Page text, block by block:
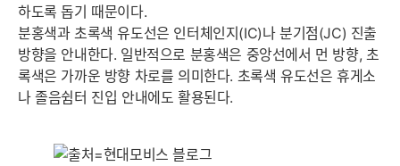
하도록 돕기 때문이다.
분홍색과 초록색 유도선은 인터체인지(IC)나 분기점(JC) 진출
방향을 안내한다. 일반적으로 분홍색은 중앙선에서 먼 방향, 초
록색은 가까운 방향 차로를 의미한다. 초록색 유도선은 휴게소
나 졸음쉼터 진입 안내에도 활용된다.